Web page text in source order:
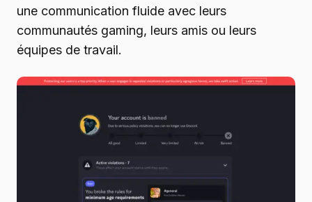
une communication fluide avec leurs
communautés gaming, leurs amis ou leurs
équipes de travail.